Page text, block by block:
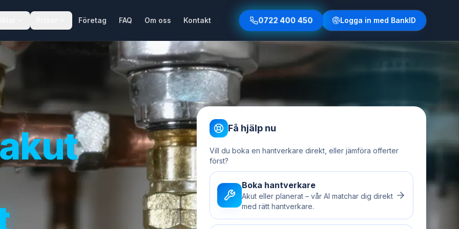
Företag FAQ Om oss Kontakt 0722 400 450 Logga in med BankID
Få hjälp nu
Vill du boka en hantverkare direkt, eller jämföra offerter
först?
Boka hantverkare
Akut eller planerat – vår AI matchar dig direkt
med rätt hantverkare.